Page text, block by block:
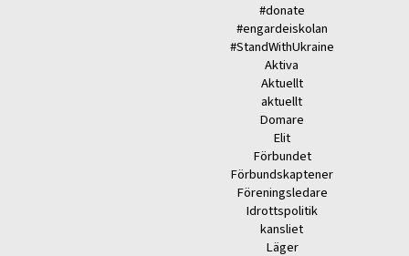
#donate
#engardeiskolan
#StandWithUkraine
Aktiva
Aktuellt
aktuellt
Domare
Elit
Förbundet
Förbundskaptener
Föreningsledare
Idrottspolitik
kansliet
Läger